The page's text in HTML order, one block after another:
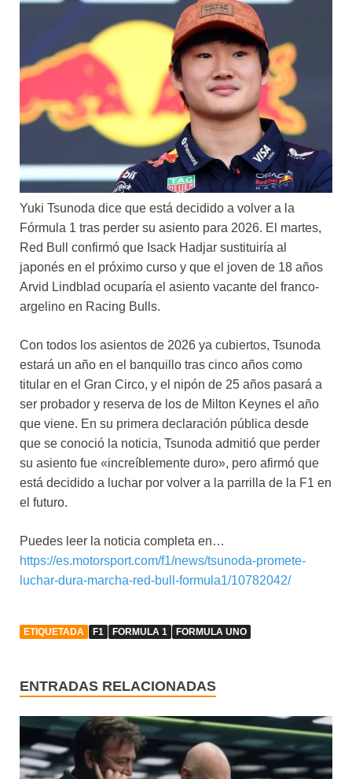
Yuki Tsunoda dice que está decidido a volver a la
Fórmula 1 tras perder su asiento para 2026. El martes,
Red Bull confirmó que Isack Hadjar sustituiría al
japonés en el próximo curso y que el joven de 18 años
Arvid Lindblad ocuparía el asiento vacante del franco-
argelino en Racing Bulls.
Con todos los asientos de 2026 ya cubiertos, Tsunoda
estará un año en el banquillo tras cinco años como
titular en el Gran Circo, y el nipón de 25 años pasará a
ser probador y reserva de los de Milton Keynes el año
que viene. En su primera declaración pública desde
que se conoció la noticia, Tsunoda admitió que perder
su asiento fue «increíblemente duro», pero afirmó que
está decidido a luchar por volver a la parrilla de la F1 en
el futuro.
Puedes leer la noticia completa en…
https://es.motorsport.com/f1/news/tsunoda-promete-
luchar-dura-marcha-red-bull-formula1/10782042/
ETIQUETADA F1 FORMULA 1 FORMULA UNO
ENTRADAS RELACIONADAS